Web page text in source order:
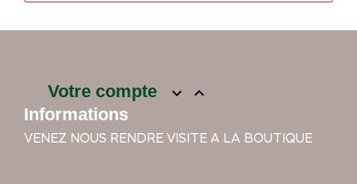
Votre compte  
Informations
VENEZ NOUS RENDRE VISITE A LA BOUTIQUE